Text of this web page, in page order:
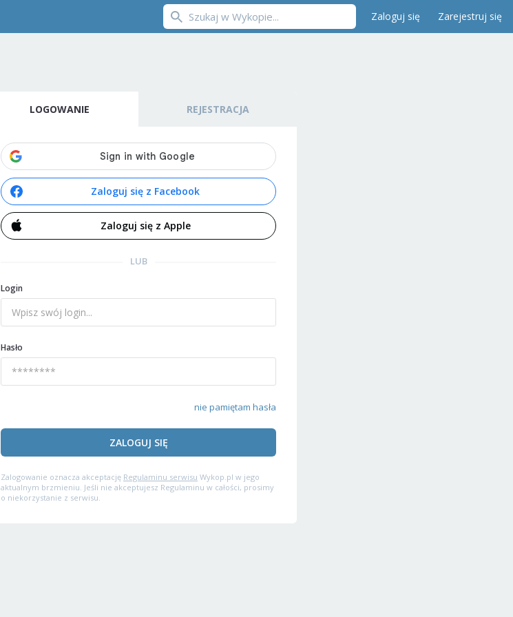
Zaloguj się Zarejestruj się
LOGOWANIE REJESTRACJA
Zaloguj się z Facebook
Zaloguj się z Apple
LUB
Login
Hasło
nie pamiętam hasła
ZALOGUJ SIĘ
Zalogowanie oznacza akceptację Regulaminu serwisu Wykop.pl w jego
aktualnym brzmieniu. Jeśli nie akceptujesz Regulaminu w całości, prosimy
o niekorzystanie z serwisu.